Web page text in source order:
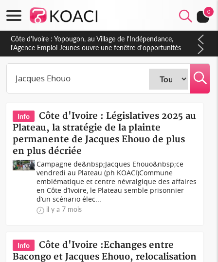
0
Côte d'Ivoire : CHU de Treichville, après la fronde, les agents
contractuels obtiennent un accord avec la direction sur les
arriérés du SMIG 2023
Info
Côte d'Ivoire : Législatives 2025 au
Plateau, la stratégie de la plainte
permanente de Jacques Ehouo de plus
en plus décriée
Campagne de&nbsp;Jacques Ehouo&nbsp;ce
vendredi au Plateau (ph KOACI)Commune
emblématique et centre névralgique des affaires
en Côte d’Ivoire, le Plateau semble prisonnier
d’un scénario élec...
il y a 7 mois
Info
Côte d'Ivoire :Echanges entre
Bacongo et Jacques Ehouo, relocalisation